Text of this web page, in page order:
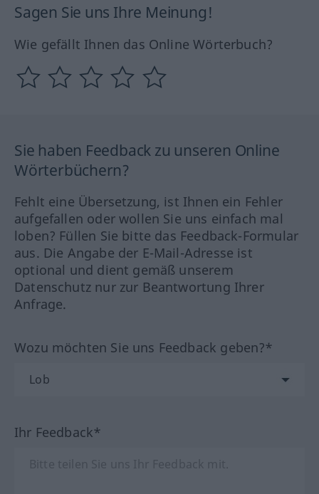
Sagen Sie uns Ihre Meinung!
Wie gefällt Ihnen das Online Wörterbuch?
Sie haben Feedback zu unseren Online
Wörterbüchern?
Fehlt eine Übersetzung, ist Ihnen ein Fehler
aufgefallen oder wollen Sie uns einfach mal
loben? Füllen Sie bitte das Feedback-Formular
aus. Die Angabe der E-Mail-Adresse ist
optional und dient gemäß unserem
Datenschutz nur zur Beantwortung Ihrer
Anfrage.
Wozu möchten Sie uns Feedback geben?*
Ihr Feedback*